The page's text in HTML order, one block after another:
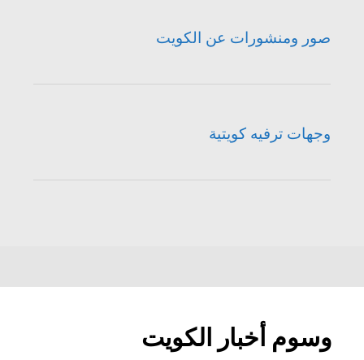
صور ومنشورات عن الكويت
وجهات ترفيه كويتية
وسوم أخبار الكويت